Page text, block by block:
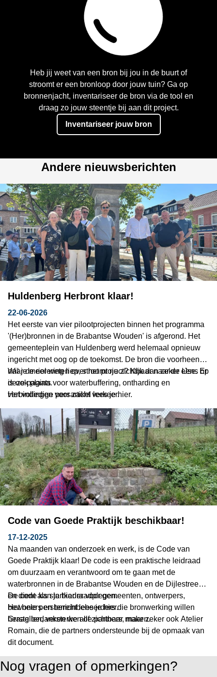
Heb jij weet van een bron bij jou in de buurt of
stroomt er een bronloop door jouw tuin? Ga op
bronnenjacht, inventariseer de bron via de tool en
draag zo jouw steentje bij aan dit project.
Inventariseer jouw bron
Andere nieuwsberichten
Huldenberg Herbront klaar!
22-06-2026
Het eerste van vier pilootprojecten binnen het programma
'(Her)bronnen in de Brabantse Wouden' is afgerond. Het
gemeenteplein van Huldenberg werd helemaal opnieuw
ingericht met oog op de toekomst. De bron die voorheen
naar de riolering liep, stroomt nu zichtbaar naar de IJse. Er
is ook plaats voor waterbuffering, ontharding en
verbindingen voor zacht verkeer.
Wil je meer weten over het project? Kijk dan zeker eens op
deze pagina.
Het volledige persartikel lees je hier.
Code van Goede Praktijk beschikbaar!
17-12-2025
Na maanden van onderzoek en werk, is de Code van
Goede Praktijk klaar! De code is een praktische leidraad
om duurzaam en verantwoord om te gaan met de
waterbronnen in de Brabantse Wouden en de Dijlestreek,
en dient als startkader voor gemeenten, ontwerpers,
bewoners en terreinbeheerders die bronwerking willen
herstellen, versterken of zichtbaar maken.
De code kan je hier raadplegen.
Het hele persbericht lees je hier.
Graag bedanken we alle partners, maar zeker ook Atelier
Romain, die de partners ondersteunde bij de opmaak van
dit document.
Nog vragen of opmerkingen?